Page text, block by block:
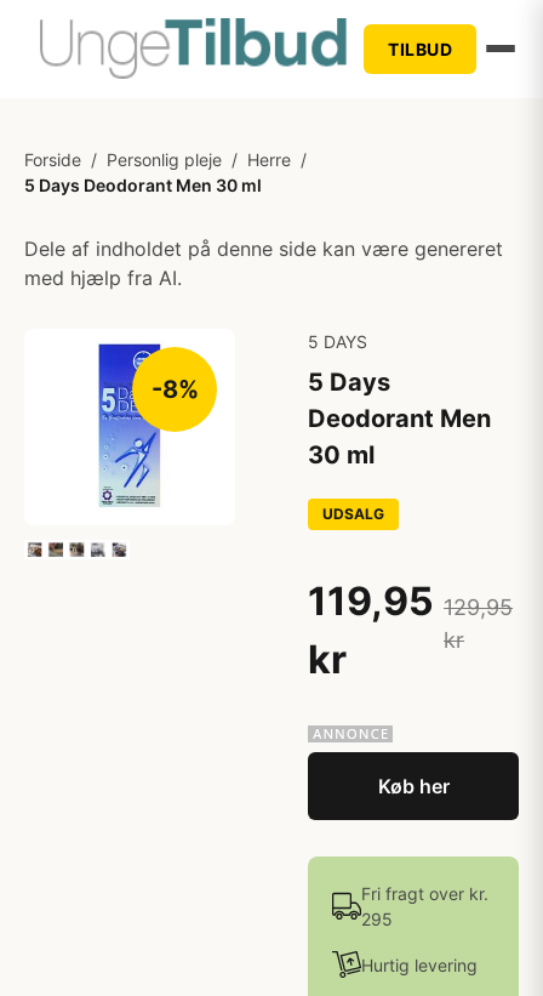
TILBUD
Forside / Personlig pleje / Herre /
5 Days Deodorant Men 30 ml
Dele af indholdet på denne side kan være genereret
med hjælp fra AI.
-8%
5 DAYS
5 Days
Deodorant Men
30 ml
UDSALG
119,95
kr
129,95
kr
Køb her
Fri fragt over kr.
295
Hurtig levering